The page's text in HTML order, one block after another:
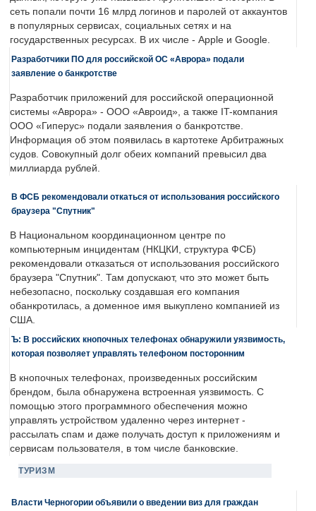
сеть попали почти 16 млрд логинов и паролей от аккаунтов
в популярных сервисах, социальных сетях и на
государственных ресурсах. В их числе - Apple и Google.
Разработчики ПО для российской ОС «Аврора» подали
заявление о банкротстве
Разработчик приложений для российской операционной
системы «Аврора» - ООО «Авроид», а также IT-компания
ООО «Гиперус» подали заявления о банкротстве.
Информация об этом появилась в картотеке Арбитражных
судов. Совокупный долг обеих компаний превысил два
миллиарда рублей.
В ФСБ рекомендовали откаться от использования российского
браузера "Спутник"
В Национальном координационном центре по
компьютерным инцидентам (НКЦКИ, структура ФСБ)
рекомендовали отказаться от использования российского
браузера "Спутник". Там допускают, что это может быть
небезопасно, поскольку создавшая его компания
обанкротилась, а доменное имя выкуплено компанией из
США.
Ъ: В российских кнопочных телефонах обнаружили уязвимость,
которая позволяет управлять телефоном посторонним
В кнопочных телефонах, произведенных российским
брендом, была обнаружена встроенная уязвимость. С
помощью этого программного обеспечения можно
управлять устройством удаленно через интернет -
рассылать спам и даже получать доступ к приложениям и
сервисам пользователя, в том числе банковские.
ТУРИЗМ
Власти Черногории объявили о введении виз для граждан